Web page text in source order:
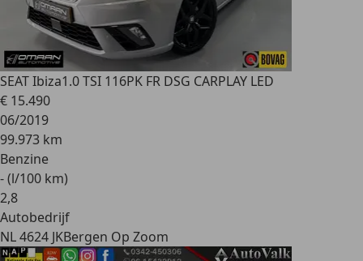
SEAT Ibiza1.0 TSI 116PK FR DSG CARPLAY LED
€ 15.490
06/2019
99.973 km
Benzine
- (l/100 km)
2,8
Autobedrijf
NL 4624 JKBergen Op Zoom